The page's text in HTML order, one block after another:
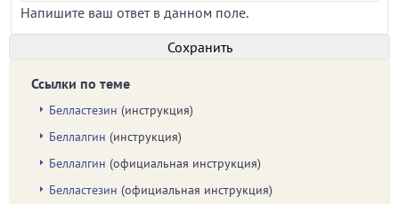
Напишите ваш ответ в данном поле.
Ссылки по теме
Белластезин (инструкция)
Беллалгин (инструкция)
Беллалгин (официальная инструкция)
Белластезин (официальная инструкция)